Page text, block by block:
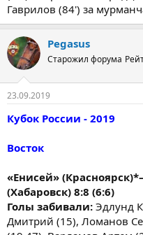
Гаврилов (84') за
Pegasus
Старожил форума
23.09.2019
Кубок России - 2019
Восток
«Енисей»
(Хабаровск) 8:8 (6:6)
Голы забивали: Эдлунд
Дмитрий (15), Ломанов